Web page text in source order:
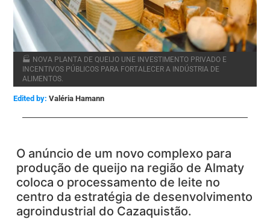
🏭 NOVA PLANTA DE QUEIJO UNE INVESTIMENTO PRIVADO E
INCENTIVOS PÚBLICOS PARA FORTALECER A INDÚSTRIA DE
ALIMENTOS.
Edited by: Valéria Hamann
O anúncio de um novo complexo para
produção de queijo na região de Almaty
coloca o processamento de leite no
centro da estratégia de desenvolvimento
agroindustrial do Cazaquistão.